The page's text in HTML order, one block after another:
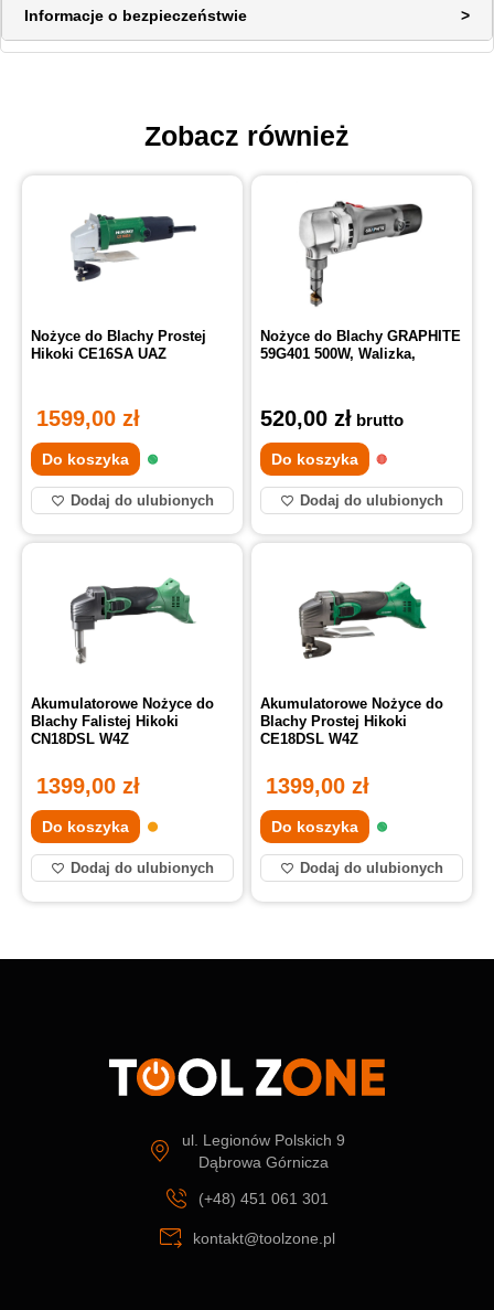
Informacje o bezpieczeństwie
Zobacz również
Nożyce do Blachy Prostej
Hikoki CE16SA UAZ
1599,00 zł
Do koszyka
Dodaj do ulubionych
Nożyce do Blachy GRAPHITE
59G401 500W, Walizka,
520,00zł brutto
Do koszyka
Dodaj do ulubionych
Akumulatorowe Nożyce do
Blachy Falistej Hikoki
CN18DSL W4Z
1399,00 zł
Do koszyka
Dodaj do ulubionych
Akumulatorowe Nożyce do
Blachy Prostej Hikoki
CE18DSL W4Z
1399,00zł
Do koszyka
Dodaj do ulubionych
ul. Legionów Polskich 9
Dąbrowa Górnicza
(+48) 451 061 301
kontakt@toolzone.pl